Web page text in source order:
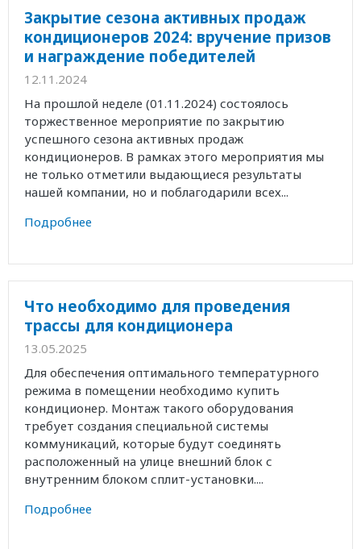
Закрытие сезона активных продаж
кондиционеров 2024: вручение призов
и награждение победителей
12.11.2024
На прошлой неделе (01.11.2024) состоялось
торжественное мероприятие по закрытию
успешного сезона активных продаж
кондиционеров. В рамках этого мероприятия мы
не только отметили выдающиеся результаты
нашей компании, но и поблагодарили всех...
Подробнее
Что необходимо для проведения
трассы для кондиционера
13.05.2025
Для обеспечения оптимального температурного
режима в помещении необходимо купить
кондиционер. Монтаж такого оборудования
требует создания специальной системы
коммуникаций, которые будут соединять
расположенный на улице внешний блок с
внутренним блоком сплит-установки....
Подробнее